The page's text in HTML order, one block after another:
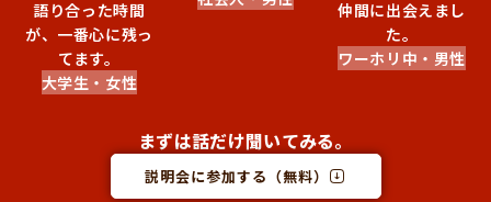
語り合った時間
が、一番心に残っ
てます。
大学生・女性
仲間に出会えまし
た。
ワーホリ中・男性
まずは話だけ聞いてみる。
説明会に参加する（無料）